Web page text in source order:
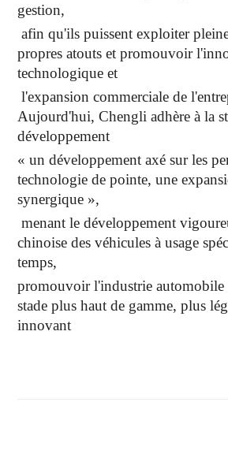
gestion,
afin qu'ils puissent exploiter
propres atouts et promouvoir
technologique et
l'expansion commerciale de
Aujourd'hui, Chengli adhère à la
développement
« un développement axé sur les
technologie de pointe, une
synergique »,
menant le développement
chinoise des véhicules à usage
temps,
promouvoir l'industrie automobile
stade plus haut de gamme, plus
innovant